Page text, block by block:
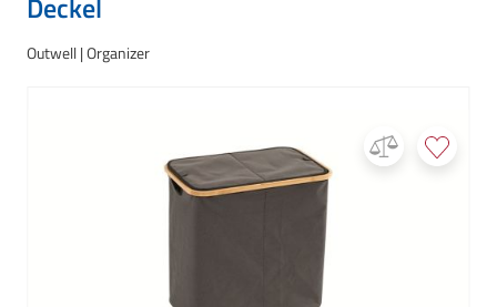
Outwell Organizer